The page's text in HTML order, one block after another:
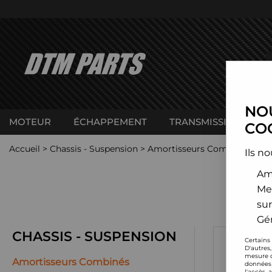
MOTEUR ÉCHAPPEMENT TRANSMISSION
Accueil > Chassis - Suspension > Amortisseurs Combinés
CHASSIS - SUSPENSION
Amortisseurs Combinés
Ils
mesure